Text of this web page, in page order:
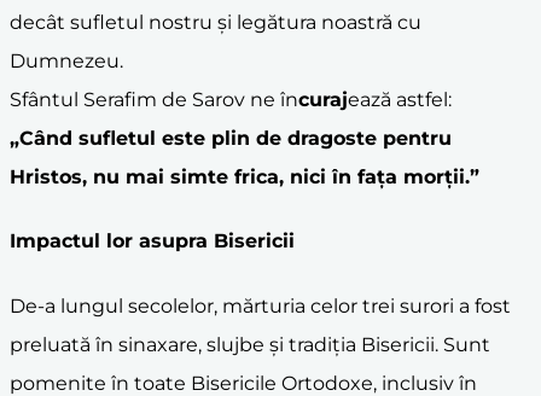
decât sufletul nostru și legătura noastră cu
Dumnezeu.
Sfântul Serafim de Sarov ne încurajează astfel:
„Când sufletul este plin de dragoste pentru
Hristos, nu mai simte frica, nici în fața morții.”
Impactul lor asupra Bisericii
De-a lungul secolelor, mărturia celor trei surori a fost
preluată în sinaxare, slujbe și tradiția Bisericii. Sunt
pomenite în toate Bisericile Ortodoxe, inclusiv în